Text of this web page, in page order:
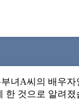
녀A씨의 배우자
한 것으로 알려졌